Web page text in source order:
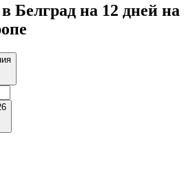
Белград на 12 дней на